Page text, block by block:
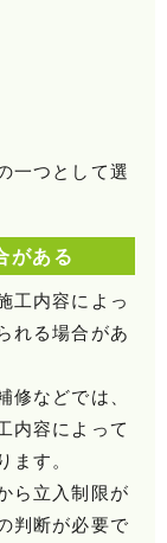
一つとして選
がある
工内容によっ
れる場合があ
などでは、
内容によって
す。
ら立入制限が
判断が必要で